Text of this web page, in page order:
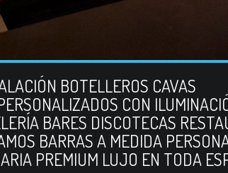
BOTELLEROS CAVAS
CON
BARES DISCOTECAS
BARRAS A MEDIDA
PREMIUM LUJO EN TODA